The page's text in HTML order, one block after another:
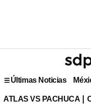
Últimas Noticias
ATLAS VS PACHUCA